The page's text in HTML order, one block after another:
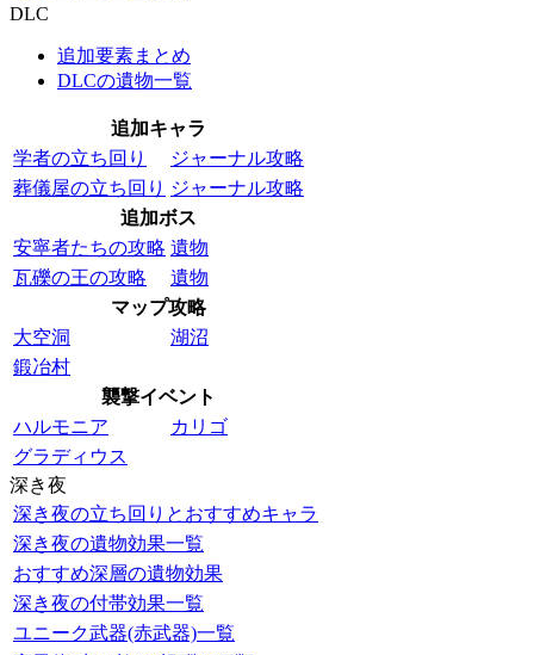
DLC
追加要素まとめ
DLCの遺物一覧
追加キャラ
学者の立ち回り
ジャーナル攻略
葬儀屋の立ち回り ジャーナル攻略
追加ボス
安寧者たちの攻略 遺物
瓦礫の王の攻略
遺物
マップ攻略
大空洞
湖沼
鍛冶村
襲撃イベント
ハルモニア
カリゴ
グラディウス
深き夜
深き夜の立ち回りとおすすめキャラ
深き夜の遺物効果一覧
おすすめ深層の遺物効果
深き夜の付帯効果一覧
ユニーク武器(赤武器)一覧